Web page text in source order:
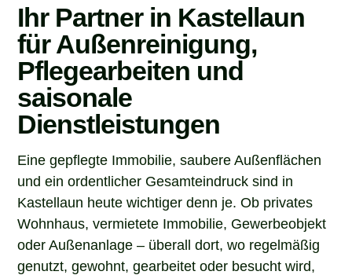
Ihr Partner in Kastellaun
für Außenreinigung,
Pflegearbeiten und
saisonale
Dienstleistungen
Eine gepflegte Immobilie, saubere Außenflächen
und ein ordentlicher Gesamteindruck sind in
Kastellaun heute wichtiger denn je. Ob privates
Wohnhaus, vermietete Immobilie, Gewerbeobjekt
oder Außenanlage – überall dort, wo regelmäßig
genutzt, gewohnt, gearbeitet oder besucht wird,